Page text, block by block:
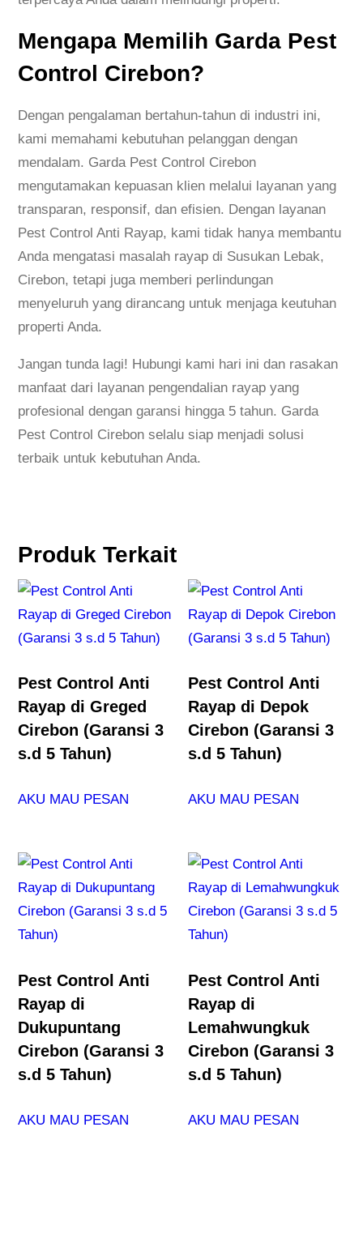
Mengapa Memilih Garda Pest
Control Cirebon?
Dengan pengalaman bertahun-tahun di industri ini,
kami memahami kebutuhan pelanggan dengan
mendalam. Garda Pest Control Cirebon
mengutamakan kepuasan klien melalui layanan yang
transparan, responsif, dan efisien. Dengan layanan
Pest Control Anti Rayap, kami tidak hanya membantu
Anda mengatasi masalah rayap di Susukan Lebak,
Cirebon, tetapi juga memberi perlindungan
menyeluruh yang dirancang untuk menjaga keutuhan
properti Anda.
Jangan tunda lagi! Hubungi kami hari ini dan rasakan
manfaat dari layanan pengendalian rayap yang
profesional dengan garansi hingga 5 tahun. Garda
Pest Control Cirebon selalu siap menjadi solusi
terbaik untuk kebutuhan Anda.
Produk Terkait
Pest Control Anti
Rayap di Greged
Cirebon (Garansi 3
s.d 5 Tahun)
AKU MAU PESAN
Pest Control Anti
Rayap di Depok
Cirebon (Garansi 3
s.d 5 Tahun)
AKU MAU PESAN
Pest Control Anti
Rayap di
Dukupuntang
Cirebon (Garansi 3
s.d 5 Tahun)
AKU MAU PESAN
Pest Control Anti
Rayap di
Lemahwungkuk
Cirebon (Garansi 3
s.d 5 Tahun)
AKU MAU PESAN